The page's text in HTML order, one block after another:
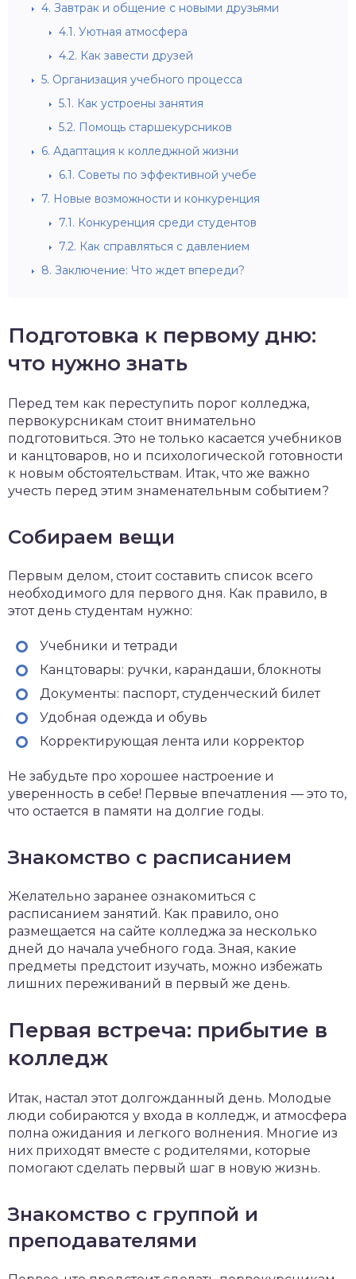
4. Завтрак и общение с новыми друзьями
4.1. Уютная атмосфера
4.2. Как завести друзей
5. Организация учебного процесса
5.1. Как устроены занятия
5.2. Помощь старшекурсников
6. Адаптация к колледжной жизни
6.1. Советы по эффективной учебе
7. Новые возможности и конкуренция
7.1. Конкуренция среди студентов
7.2. Как справляться с давлением
8. Заключение: Что ждет впереди?
Подготовка к первому дню:
что нужно знать
Перед тем как переступить порог колледжа,
первокурсникам стоит внимательно
подготовиться. Это не только касается учебников
и канцтоваров, но и психологической готовности
к новым обстоятельствам. Итак, что же важно
учесть перед этим знаменательным событием?
Собираем вещи
Первым делом, стоит составить список всего
необходимого для первого дня. Как правило, в
этот день студентам нужно:
Учебники и тетради
Канцтовары: ручки, карандаши, блокноты
Документы: паспорт, студенческий билет
Удобная одежда и обувь
Корректирующая лента или корректор
Не забудьте про хорошее настроение и
уверенность в себе! Первые впечатления — это то,
что остается в памяти на долгие годы.
Знакомство с расписанием
Желательно заранее ознакомиться с
расписанием занятий. Как правило, оно
размещается на сайте колледжа за несколько
дней до начала учебного года. Зная, какие
предметы предстоит изучать, можно избежать
лишних переживаний в первый же день.
Первая встреча: прибытие в
колледж
Итак, настал этот долгожданный день. Молодые
люди собираются у входа в колледж, и атмосфера
полна ожидания и легкого волнения. Многие из
них приходят вместе с родителями, которые
помогают сделать первый шаг в новую жизнь.
Знакомство с группой и
преподавателями